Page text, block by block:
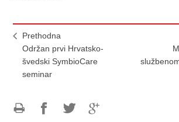
Prethodna
Održan prvi Hrvatsko-
švedski SymbioCare
seminar